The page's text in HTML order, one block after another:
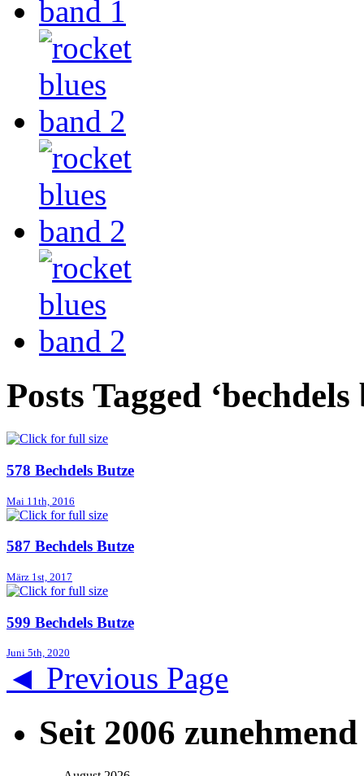
Posts Tagged ‘bechdels
578 Bechdels Butze
Mai 11th, 2016
587 Bechdels Butze
März 1st, 2017
599 Bechdels Butze
Juni 5th, 2020
◄ Previous Page
Seit 2006